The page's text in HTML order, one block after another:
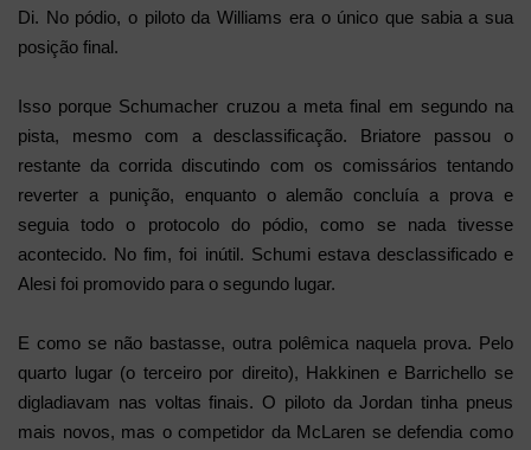
Di. No pódio, o piloto da Williams era o único que sabia a sua
posição final.
Isso porque Schumacher cruzou a meta final em segundo na
pista, mesmo com a desclassificação. Briatore passou o
restante da corrida discutindo com os comissários tentando
reverter a punição, enquanto o alemão concluía a prova e
seguia todo o protocolo do pódio, como se nada tivesse
acontecido. No fim, foi inútil. Schumi estava desclassificado e
Alesi foi promovido para o segundo lugar.
E como se não bastasse, outra polêmica naquela prova. Pelo
quarto lugar (o terceiro por direito), Hakkinen e Barrichello se
digladiavam nas voltas finais. O piloto da Jordan tinha pneus
mais novos, mas o competidor da McLaren se defendia como